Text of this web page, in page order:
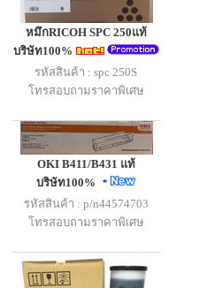
หมึกRICOH SPC 250แท้
บริษัท100%
รหัสสินค้า : spc 250S
โทรสอบถามราคาพิเศษ
OKI B411/B431 แท้
บริษัท100%
รหัสสินค้า : p/n44574703
โทรสอบถามราคาพิเศษ